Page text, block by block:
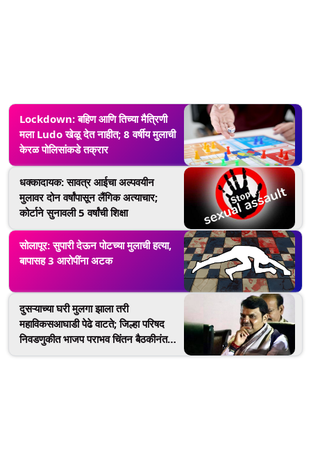
Lockdown: बहिण आणि तिच्या मैत्रिणी
मला Ludo खेळू देत नाहीत; 8 वर्षीय मुलाची
केरळ पोलिसांकडे तक्रार
धक्कादायक: सावत्र आईचा अल्पवयीन
मुलावर दोन वर्षांपासून लैंगिक अत्याचार;
कोर्टाने सुनावली 5 वर्षांची शिक्षा
सोलापूर: सुपारी देऊन पोटच्या मुलाची हत्या,
बापासह 3 आरोपींना अटक
दुसऱ्याच्या घरी मुलगा झाला तरी
महाविकसआघाडी पेढे वाटते; जिल्हा परिषद
निवडणुकीत भाजप पराभव चिंतन बैठकीनंतर